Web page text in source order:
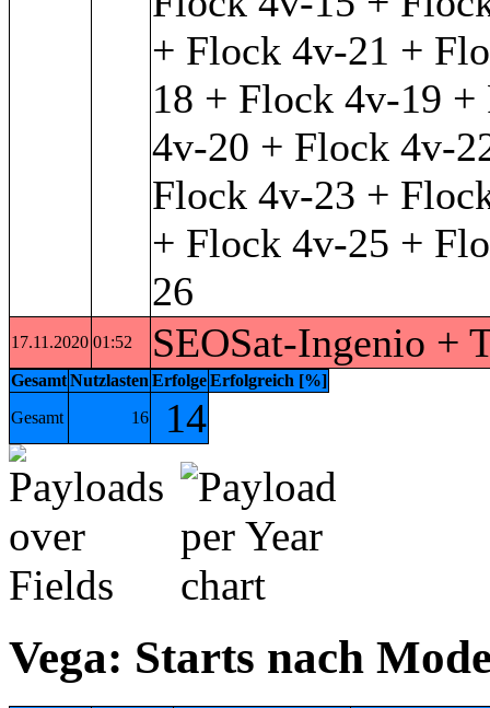
+ Flock 4v-21 +
18 + Flock 4v-19 +
4v-20 + Flock 4v-
Flock 4v-23 +
+ Flock 4v-25 +
26
17.11.2020 01:52 SEOSat-Ingenio +
GesamtNutzlasten ErfolgeErfolgreich [%]
Gesamt
16 14
Vega: Starts nach